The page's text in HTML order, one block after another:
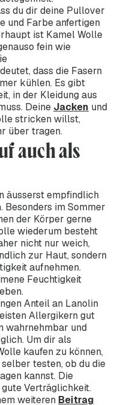
du dir deine Pullover
und Farbe anfertigen
ist Kamel Wolle
fein wie
dass die Fasern
kühlen. Es gibt
in der Kleidung aus
Deine Jacken und
stricken willst,
über tragen.
auch als
äusserst empfindlich
Besonders im Sommer
der Körper gerne
wiederum besteht
nicht nur weich,
zur Haut, sondern
aufnehmen.
Feuchtigkeit
Anteil an Lanolin
Allergikern gut
wahrnehmbar und
Um dir als
kaufen zu können,
testen, ob du die
kannst. Die
Verträglichkeit.
weiteren Beitrag